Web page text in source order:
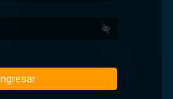
Ingresar